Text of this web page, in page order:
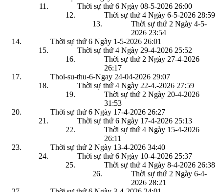
Thời sự thứ 6 Ngày 08-5-2026 26:00
Thời sự thứ 4 Ngày 6-5-2026 28:59
Thời sự thứ 2 Ngày 4-5-
2026 23:54
Thời sự thứ 6 Ngày 1-5-2026 26:01
Thời sự thứ 4 Ngày 29-4-2026 25:52
Thời sự thứ 2 Ngày 27-4-2026
26:17
Thoi-su-thu-6-Ngay 24-04-2026 29:07
Thời sự thứ 4 Ngày 22-4.-2026 27:59
Thời sự thứ 2 Ngày 20-4-2026
31:53
Thời sự thứ 6 Ngày 17-4-2026 26:27
Thời sự thứ 6 Ngày 17-4-2026 25:13
Thời sự thứ 4 Ngày 15-4-2026
26:11
Thời sự thứ 2 Ngày 13-4-2026 34:40
Thời sự thứ 6 Ngày 10-4-2026 25:37
Thời sự thứ 4 Ngày 8-4-2026 26:38
Thời sự thứ 2 Ngày 6-4-
2026 28:21